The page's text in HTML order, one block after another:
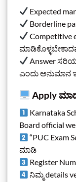
Expected
Borderline
Competitive
Answer
ಎಂದು ಅನುಮಾನ
Apply
Karnataka
Board official
“PUC Exam
ಮಾಡಿ
Register
ನಿಮ್ಮ details